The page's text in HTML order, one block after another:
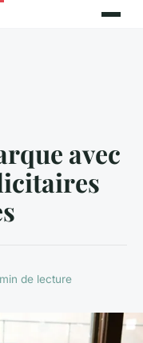
avec
de lecture